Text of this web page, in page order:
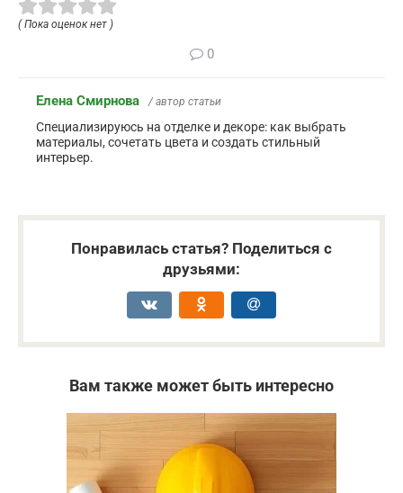
( Пока оценок нет )
0
Елена Смирнова / автор статьи
Специализируюсь на отделке и декоре: как выбрать
материалы, сочетать цвета и создать стильный
интерьер.
Понравилась статья? Поделиться с
друзьями:
Вам также может быть интересно